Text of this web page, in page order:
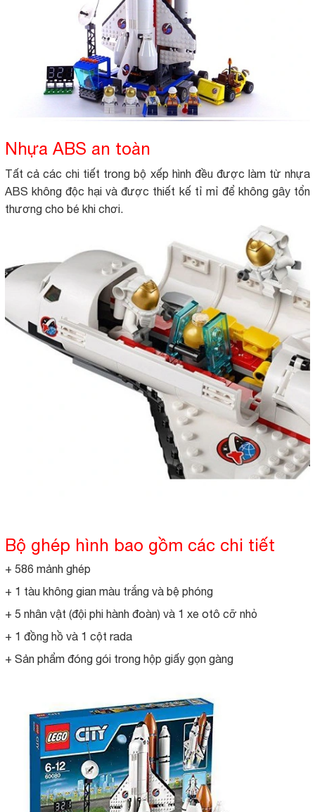
Nhựa ABS an toàn
Tất cả các chi tiết trong bộ xếp hình đều được làm từ nhựa
ABS không độc hại và được thiết kế tỉ mỉ để không gây tổn
thương cho bé khi chơi.
Bộ ghép hình bao gồm các chi tiết
+ 586 mảnh ghép
+ 1 tàu không gian màu trắng và bệ phóng
+ 5 nhân vật (đội phi hành đoàn) và 1 xe otô cỡ nhỏ
+ 1 đồng hồ và 1 cột rada
+ Sản phẩm đóng gói trong hộp giấy gọn gàng